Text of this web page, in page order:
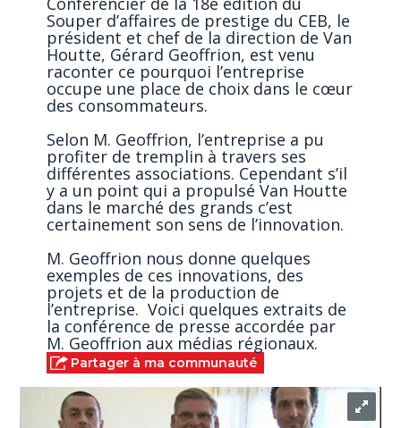
Souper d’affaires de prestige du CEB, le
président et chef de la direction de Van
Houtte, Gérard Geoffrion, est venu
raconter ce pourquoi l’entreprise
occupe une place de choix dans le cœur
des consommateurs.
Selon M. Geoffrion, l’entreprise a pu
profiter de tremplin à travers ses
différentes associations. Cependant s’il
y a un point qui a propulsé Van Houtte
dans le marché des grands c’est
certainement son sens de l’innovation.
M. Geoffrion nous donne quelques
exemples de ces innovations, des
projets et de la production de
l’entreprise. Voici quelques extraits de
la conférence de presse accordée par
M. Geoffrion aux médias régionaux.
Partager à ma communauté